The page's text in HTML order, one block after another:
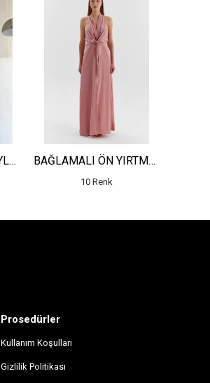
VATKALI OMUZ DETAYLI JAKARLI UZUN CEKET BAĞLAMALI ÖN YIRTMAÇ DETAYLI DESENLİ ELBİSE
10 Renk
Prosedürler
Kullanım Koşulları
Gizlilik Politikası